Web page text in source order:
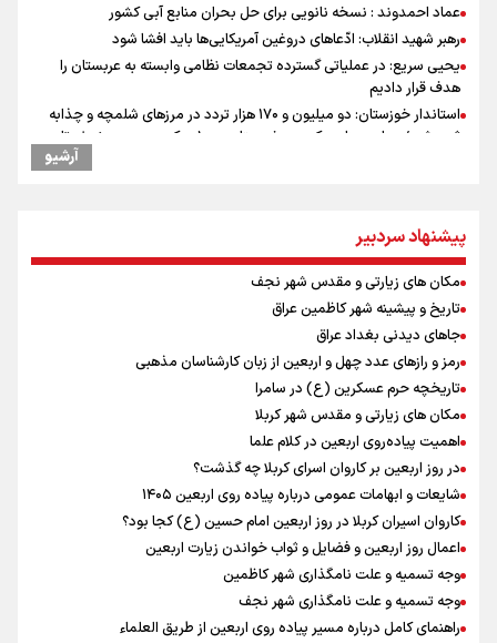
عماد احمدوند : نسخه نانویی برای حل بحران منابع آبی کشور
رهبر شهید انقلاب: ادّعاهای دروغین آمریکایی‌ها باید افشا شود
یحیی سریع: در عملیاتی گسترده تجمعات نظامی وابسته به عربستان را
هدف قرار دادیم
استاندار خوزستان: دو میلیون و ۱۷۰ هزار تردد در مرزهای شلمچه و چذابه
ثبت شد / برپایی هزار موکب در خوزستان و ۱۰۰ موکب در مسیر نجف تا
امیررضا غلامی، ملی پوش تکواندو : تمرکزم روی مسابقات پاکستان است نه
بازی های آسیایی
جابجایی مرکز ثقل اقتصاد جهان انجام شد/ فرصت طلایی برای اقتصاد
ایران +نمودار
رادین زینالی، ملی پوش تکواندو : قدم به قدم تلاش می کنم تا به طلای
المپیک برسم
کانادا دو مظنون تیراندازی در نزدیکی کنسولگری آمریکا را بازداشت کرد
ونس: ایرانی‌ها مذاکره‌کنندگان سرسختی هستند
اردوی تیم ملی تکواندو
در ادامه سیاست جوان‌گرایی در پرسپولیس؛ ستاره‌های امید به بزرگسالان
اضافه شدند
آرشیو
پیشنهاد سردبیر
مکان های زیارتی و مقدس شهر نجف
تاریخ و پیشینه شهر کاظمین عراق
جاهای دیدنی بغداد عراق
رمز و رازهای عدد چهل و اربعین از زبان کارشناسان مذهبی
تاریخچه حرم عسکرین (ع) در سامرا
مکان های زیارتی و مقدس شهر کربلا
اهمیت پیاده‌روی اربعین در کلام علما
در روز اربعین بر کاروان اسرای کربلا چه گذشت؟
شایعات و ابهامات عمومی درباره پیاده روی اربعین ۱۴۰۵
کاروان اسیران کربلا در روز اربعین امام حسین (ع) کجا بود؟
اعمال روز اربعین و فضایل و ثواب خواندن زیارت اربعین
وجه تسمیه و علت نامگذاری شهر کاظمین
وجه تسمیه و علت نامگذاری شهر نجف
راهنمای کامل درباره مسیر پیاده روی اربعین از طریق العلماء